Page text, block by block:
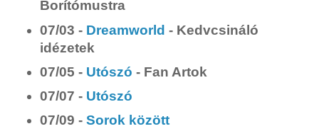
Borítómustra
07/03 - Dreamworld - Kedvcsináló
idézetek
07/05 - Utószó- Fan Artok
07/07 - Utószó
07/09 - Sorok között